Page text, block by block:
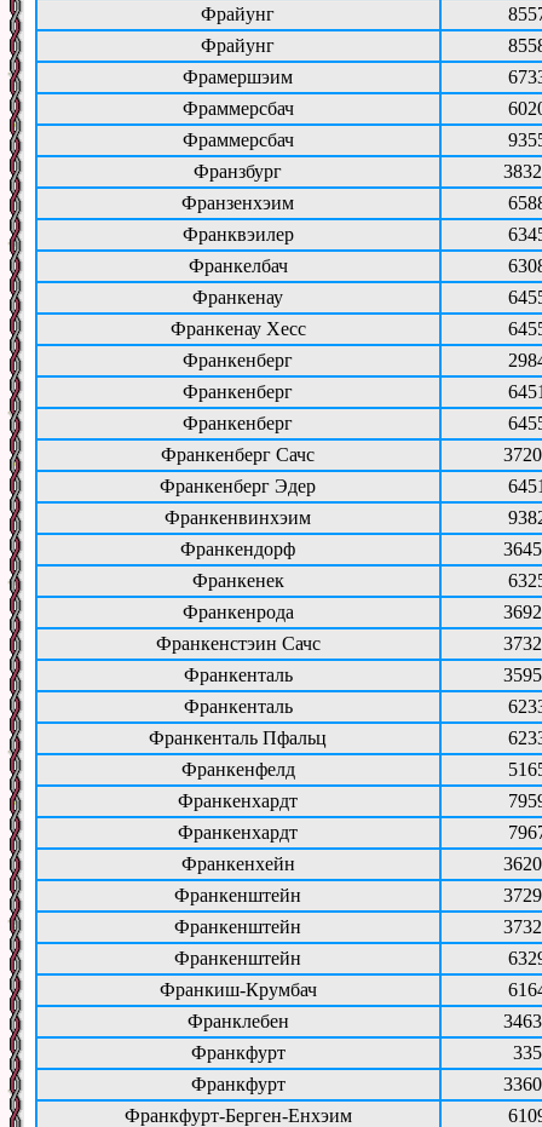
Фрайунг
Фрайунг
Фрамершэим
Фраммерсбач
Фраммерсбач
Франзбург
Франзенхэим
Франквэилер
Франкелбач
Франкенау
Франкенау Хесс
Франкенберг
Франкенберг
Франкенберг
Франкенберг Сачс
Франкенберг Эдер
Франкенвинхэим
Франкендорф
Франкенек
Франкенрода
Франкенстэин Сачс
Франкенталь
Франкенталь
Франкенталь Пфальц
Франкенфелд
Франкенхардт
Франкенхардт
Франкенхейн
Франкенштейн
Франкенштейн
Франкенштейн
Франкиш-Крумбач
Франклебен
Франкфурт
335
Франкфурт
Франкфурт-Берген-Енхэим